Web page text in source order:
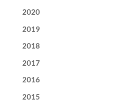
2020
2019
2018
2017
2016
2015